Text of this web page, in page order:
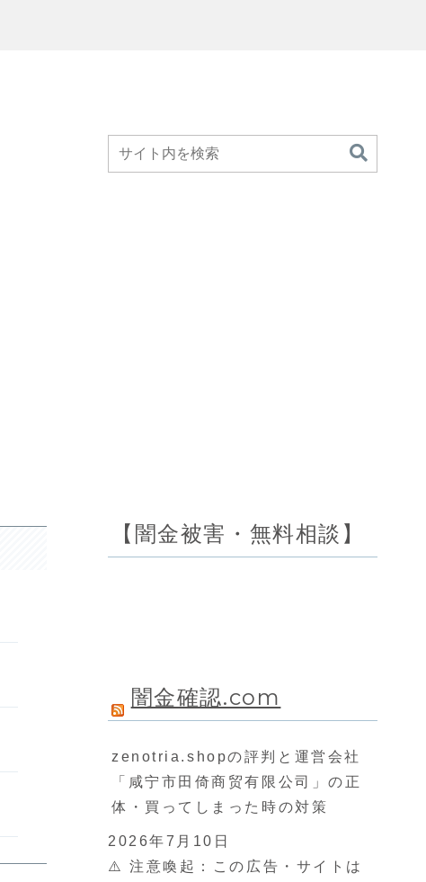
【闇金被害・無料相談】
闇金確認.com
zenotria.shopの評判と運営会社
「咸宁市田倚商贸有限公司」の正
体・買ってしまった時の対策
2026年7月10日
⚠️ 注意喚起：この広告・サイトは